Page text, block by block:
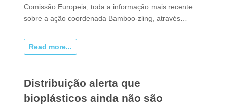
Comissão Europeia, toda a informação mais recente
sobre a ação coordenada Bamboo-zling, através…
Read more...
Distribuição alerta que
bioplásticos ainda não são